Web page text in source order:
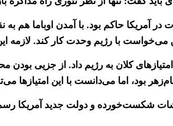
در آمریکا حاکم بود. با آمدن اوباما
می‌خواست با رژیم وحدت کار کند. لازمه
کلان به رژیم داد. از جزیی
بود، اما می‌دانست با این امتیازها
شکست‌خورده و دولت جدید آمریکا